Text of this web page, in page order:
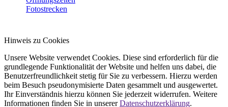
Fotostrecken
Hinweis zu Cookies
Unsere Website verwendet Cookies. Diese sind erforderlich für die
grundlegende Funktionalität der Website und helfen uns dabei, die
Benutzerfreundlichkeit stetig für Sie zu verbessern. Hierzu werden
beim Besuch pseudonymisierte Daten gesammelt und ausgewertet.
Ihr Einverständnis hierzu können Sie jederzeit widerrufen. Weitere
Informationen finden Sie in unsererDatenschutzerklärung.